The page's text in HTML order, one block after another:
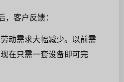
，客户反馈：
动需求大幅减少。以前需
在只需一套设备即可完